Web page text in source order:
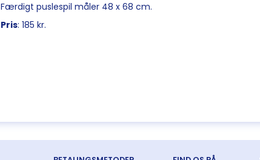
Færdigt puslespil måler 48 x 68 cm.
Pris: 185 kr.